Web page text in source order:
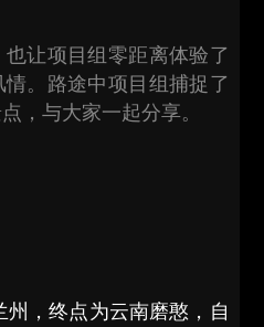
让项目组零距离体验了
。路途中项目组捕捉了
，与大家一起分享。
州，终点为云南磨憨，自